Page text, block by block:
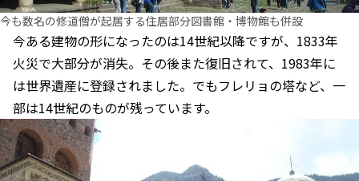
今も数名の修道僧が起居する住居部分図書館・博物館も併設
今ある建物の形になったのは14世紀以降ですが、1833年
火災で大部分が消失。その後また復旧されて、1983年に
は世界遺産に登録されました。でもフレリョの塔など、一
部は14世紀のものが残っています。